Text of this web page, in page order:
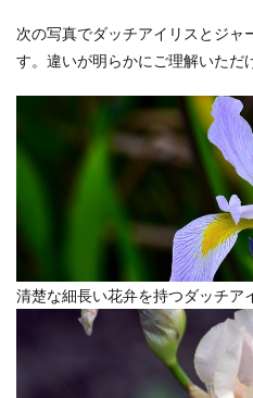
次の写真でダッチアイリスとジャ
す。違いが明らかにご理解いただ
清楚な細長い花弁を持つダッチア